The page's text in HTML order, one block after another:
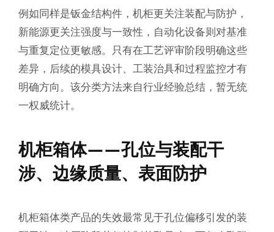
例如同样是钣金结构件，机柜更关注装配与防护，
新能源更关注强度与一致性，自动化设备则对基准
与重复定位更敏感。只有在工艺评审阶段明确这些
差异，后续的模具设计、工装治具和过程监控才有
明确方向。该分类方法来自行业经验总结，暂无统
一权威统计。
机柜箱体——孔位与装配干
涉、边缘质量、表面防护
机柜箱体类产品的失效最常见于孔位偏移引发的装